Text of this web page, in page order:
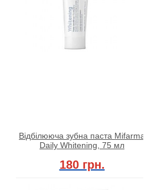
Відбілююча зубна паста Mifarma
Daily Whitening, 75 мл
180 грн.